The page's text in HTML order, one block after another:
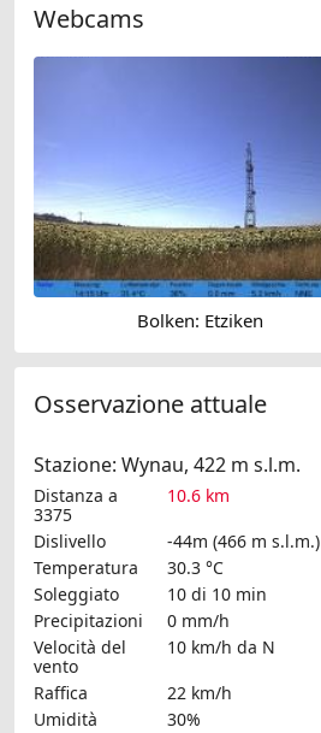
Webcams
Bolken: Etziken
Osservazione attuale
Stazione: Wynau, 422 m s.l.m.
Distanza a
3375
10.6 km
Dislivello
-44m (466 m s.l.m.)
Temperatura
30.3 °C
Soleggiato
10 di 10 min
Precipitazioni
0 mm/h
Velocità del
vento
10 km/h da N
Raffica
22 km/h
Umidità
30%